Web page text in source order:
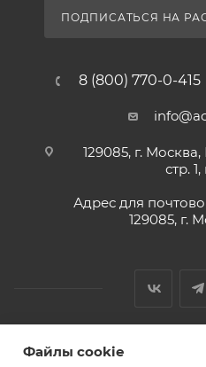
ПОДПИСАТЬСЯ НА
8 (800) 770-0-415
129085, г.
стр.
Адрес для
129085, г.
2026 © Обращаем Ваше
Файлы cookie